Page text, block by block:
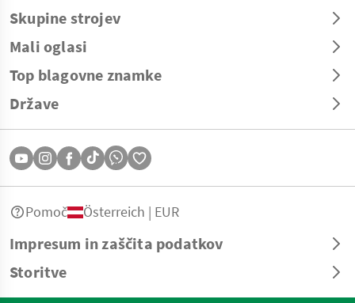
Skupine strojev
Mali oglasi
Top blagovne znamke
Države
Impresum in zaščita podatkov
Storitve
Pomoč Österreich | EUR